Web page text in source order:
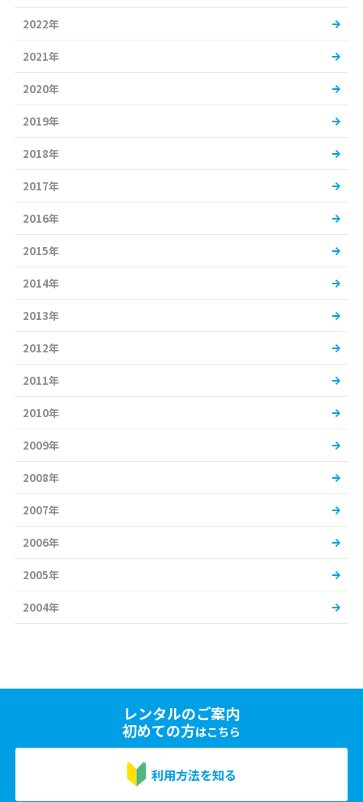
2022年
2021年
2020年
2019年
2018年
2017年
2016年
2015年
2014年
2013年
2012年
2011年
2010年
2009年
2008年
2007年
2006年
2005年
2004年
レンタルのご案内
初めての方はこちら
利用方法を知る